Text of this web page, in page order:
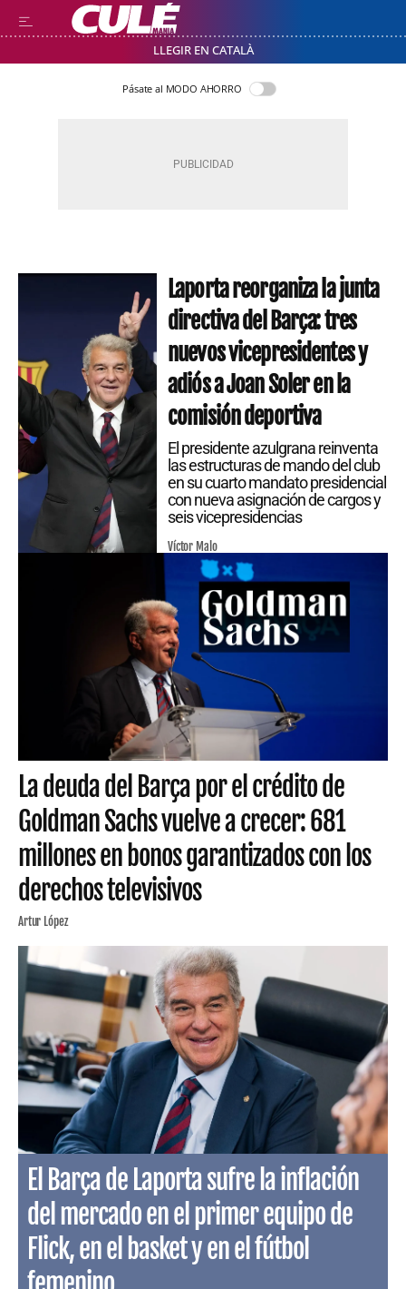
LLEGIR EN CATALÀ
Pásate al MODO AHORRO
Laporta reorganiza la junta
directiva del Barça: tres
nuevos vicepresidentes y
adiós a Joan Soler en la
comisión deportiva
El presidente azulgrana reinventa
las estructuras de mando del club
en su cuarto mandato presidencial
con nueva asignación de cargos y
seis vicepresidencias
Víctor Malo
La deuda del Barça por el crédito de
Goldman Sachs vuelve a crecer: 681
millones en bonos garantizados con los
derechos televisivos
Artur López
El Barça de Laporta sufre la inflación
del mercado en el primer equipo de
Flick, en el basket y en el fútbol